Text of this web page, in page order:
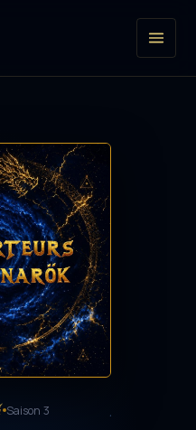
Saison 3